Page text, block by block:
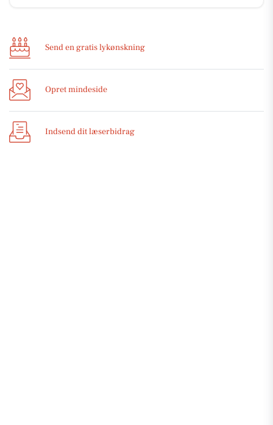
Send en gratis lykønskning
Opret mindeside
Indsend dit læserbidrag